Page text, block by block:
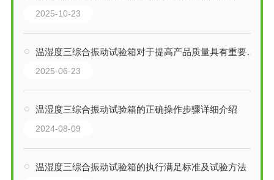
2025-10-23
温湿度三综合振动试验箱对于提高产品质量具有重要意义
2025-06-23
温湿度三综合振动试验箱的正确操作步骤详细介绍
2024-08-09
温湿度三综合振动试验箱的执行满足标准及试验方法